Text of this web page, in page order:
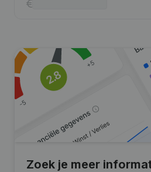
Zoek je meer